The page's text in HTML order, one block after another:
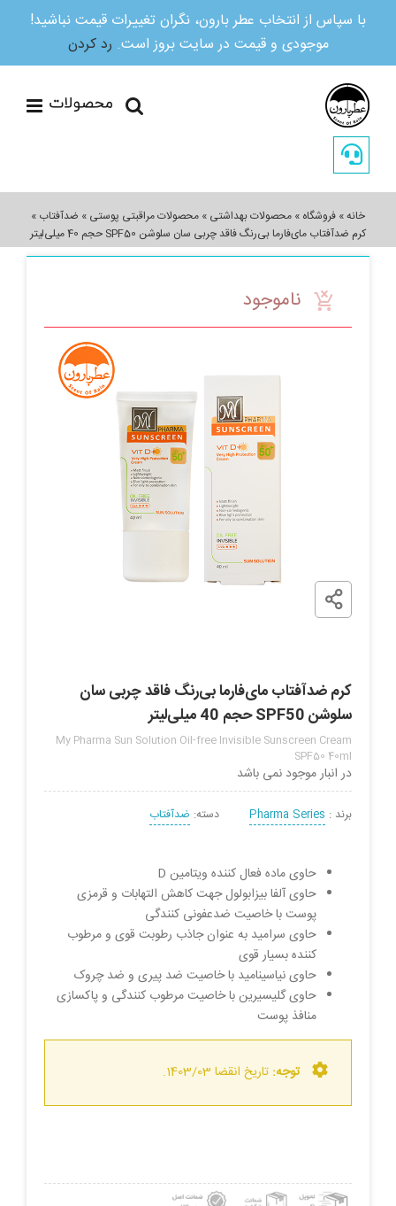
با سپاس از انتخاب عطر بارون، نگران تغییرات قیمت نباشید!
موجودی و قیمت در سایت بروز است. رد کردن
content
خانه» فروشگاه » محصولات بهداشتی » محصولات مراقبتی پوستی » ضدآفتاب »
کرم ضدآفتاب مای‌‌فارما بی‌رنگ فاقد چربی سان سلوشن SPF50 حجم 40 میلی‌لیتر
ناموجود
کرم ضدآفتاب مای‌‌فارما بی‌رنگ فاقد چربی سان
سلوشن SPF50 حجم 40 میلی‌لیتر
My Pharma Sun Solution Oil-free Invisible Sunscreen Cream
SPF50 40ml
در انبار موجود نمی باشد
برند : Pharma Series دسته: ضدآفتاب
حاوی ماده فعال کننده ویتامین D
حاوی آلفا بیزابولول جهت کاهش التهابات و قرمزی
پوست با خاصیت ضدعفونی کنندگی
حاوی سرامید به عنوان جاذب رطوبت قوی و مرطوب
کننده بسیار قوی
حاوی نیاسینامید با خاصیت ضد پیرى و ضد چروک
حاوی گلیسیرین با خاصیت مرطوب کنندگى و پاکسازى
منافذ پوست
توجه: تاریخ انقضا 1403/03.